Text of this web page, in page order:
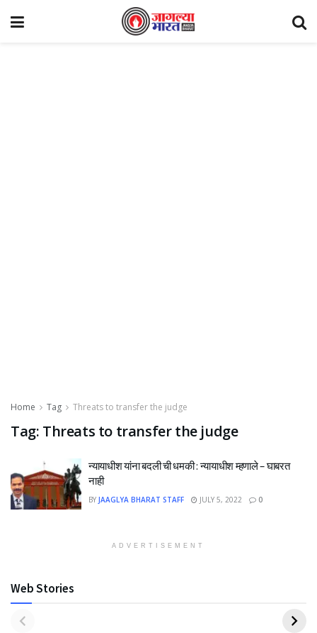
Home Tag Threats to transfer the judge
Tag: Threats to transfer the judge
न्यायाधीश यांना बदली ची धमकी : न्यायाधीश म्हणाले – घाबरत
नाही
BY JAAGLYA BHARAT STAFF JULY 5, 2022 0
ADVERTISEMENT
Web Stories